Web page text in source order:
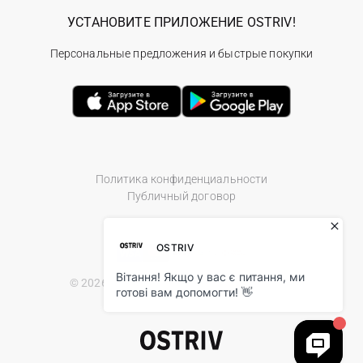
Политика конфиденциальности
Публичный договор
© 2026 Ostriv.ua Store. All Rights Reserved.
УСТАНОВИТЕ ПРИЛОЖЕНИЕ OSTRIV!
Персональные предложения и быстрые покупки